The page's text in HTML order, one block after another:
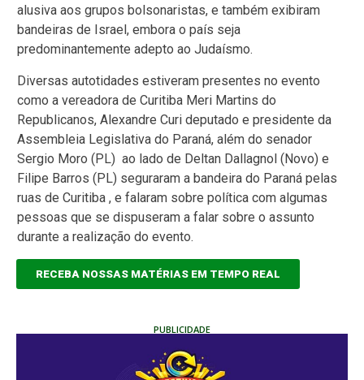
alusiva aos grupos bolsonaristas, e também exibiram
bandeiras de Israel, embora o país seja
predominantemente adepto ao Judaísmo.
Diversas autotidades estiveram presentes no evento
como a vereadora de Curitiba Meri Martins do
Republicanos, Alexandre Curi deputado e presidente da
Assembleia Legislativa do Paraná, além do senador
Sergio Moro (PL) ao lado de Deltan Dallagnol (Novo) e
Filipe Barros (PL) seguraram a bandeira do Paraná pelas
ruas de Curitiba , e falaram sobre política com algumas
pessoas que se dispuseram a falar sobre o assunto
durante a realização do evento.
RECEBA NOSSAS MATÉRIAS EM TEMPO REAL
PUBLICIDADE